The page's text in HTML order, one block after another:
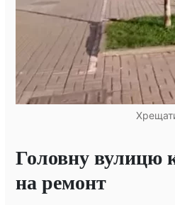
Головну вулицю
на ремонт